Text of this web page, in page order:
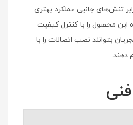
تنش‌های جانبی عملکرد بهتری
این محصول را با کنترل کیفیت
بتوانند نصب اتصالات را با
دهند.